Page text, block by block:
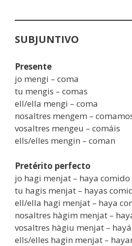
SUBJUNTIVO
Presente
jo mengi – coma
tu mengis – comas
ell/ella mengi – coma
nosaltres mengem –
vosaltres mengeu – comáis
ells/elles mengin – coman
Pretérito perfecto
jo hagi menjat – haya comido
tu hagis menjat – hayas
ell/ella hagi menjat – haya
nosaltres hàgim menjat –
vosaltres hàgiu menjat –
ells/elles hagin menjat –